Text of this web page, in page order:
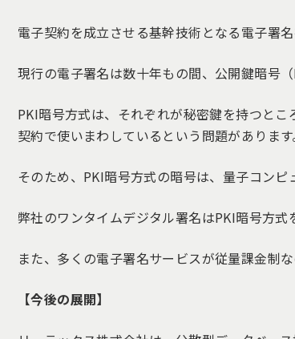
電子契約を成立させる基幹技術となる電子署
現行の電子署名は数十年もの間、公開鍵暗号
PKI暗号方式は、それぞれが秘密鍵を持つと
契約で使いまわしているという問題があります
そのため、PKI暗号方式の暗号は、量子コンピ
弊社のワンタイムデジタル署名はPKI暗号方式
また、多くの電子署名サービスが従量課金制
【今後の展開】